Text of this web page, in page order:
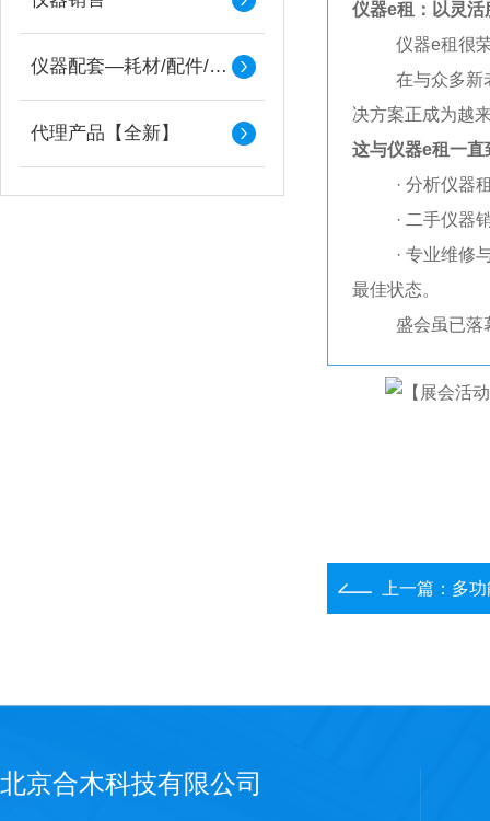
仪器配套—耗材/配件/备件
代理产品【全新】
仪器e租：以灵
仪器e租很
在与众多新
决方案正成为越
这与仪器e租一直
· 分析仪器
· 二手仪器
· 专业维修
最佳状态。
盛会虽已落
上一篇： 多功
北京合木科技有限公司